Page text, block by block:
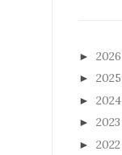
► 2026
► 2025
► 2024
► 2023
► 2022